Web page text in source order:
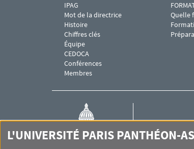
Menu footer IPAG 1
IPAG
Mot de la directrice
Histoire
Chiffres clés
Équipe
CEDOCA
Conférences
Membres
Menu
Quelle
Institut de
IPAG DE PARIS
L'UNIVERSITÉ PARIS PANTHÉON-